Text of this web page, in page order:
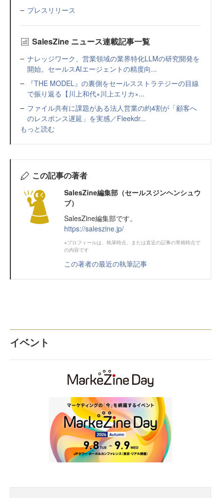
プレスリリース
SalesZine ニュース連載記事一覧
ナレッジワーク、営業領域の業界特化LLMの研究開発を
開始。セールスAIエージェントの精度向...
『THE MODEL』の裏側をセールスストラテジーの目線
で振り返る【川上和代×川上エリカ×...
ファイル共有に課題がある法人営業の約4割が「顧客へ
のレスポンス遅延」を実感／Fleekdr...
もっと読む
この記事の著者
SalesZine編集部（セールスジンヘンシュウ
ブ）
SalesZine編集部です。
https://saleszine.jp/
※プロフィールは、執筆時点、または直近の記事の寄稿時点で
の内容です
この著者の最近の執筆記事
イベント